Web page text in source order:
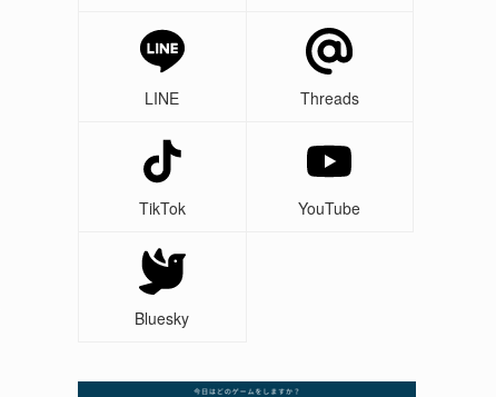
LINE Threads
TikTok YouTube
Bluesky